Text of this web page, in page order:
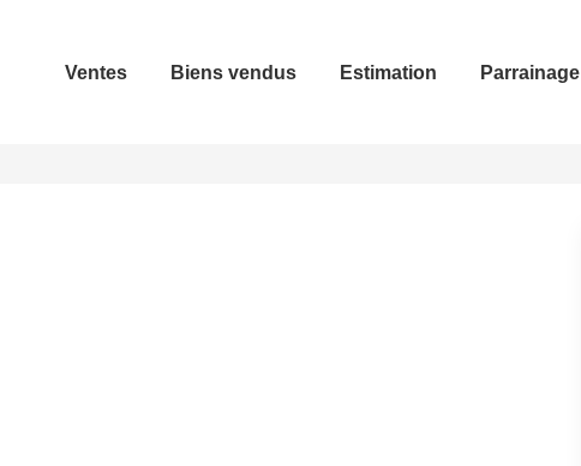
Ventes Biens vendus Estimation Parrainage